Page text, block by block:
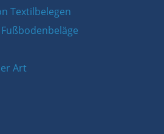
Textilbelegen
Art